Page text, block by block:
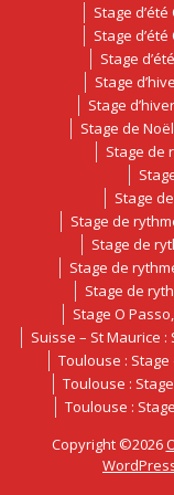
Stage
Stage
Stage
Stage
Stage
Stage de
Stage de
Stage
Stage de
Stage de
Stage de
Stage de
Stage O
Suisse – St Maurice :
Toulouse : Stage
Toulouse :
Toulouse :
Copyright ©2026